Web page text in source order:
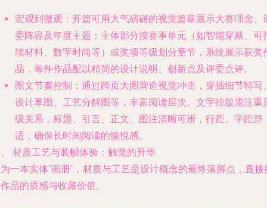
宏观到微观 ：开篇可用大气磅礴的视觉篇章展示大赛理念、
委阵容及年度主题；主体部分按赛事单元（如智能穿戴、可
续材料、数字时尚等）或奖项等级划分章节，系统展示获奖
品，每件作品配以精简的设计说明、创新点及评委点评。
图文节奏控制 ：通过跨页大图营造视觉冲击，穿插细节特写
设计草图、工艺分解图等，丰富阅读层次。文字排版需注重
级关系，标题、引言、正文、图注清晰可辨，行距、字距舒
适，确保长时间阅读的愉悦感。
材质工艺与装帧体验：触觉的升华
一本实体“画册”，材质与工艺是设计概念的最终落脚点，直接
品的质感与收藏价值。